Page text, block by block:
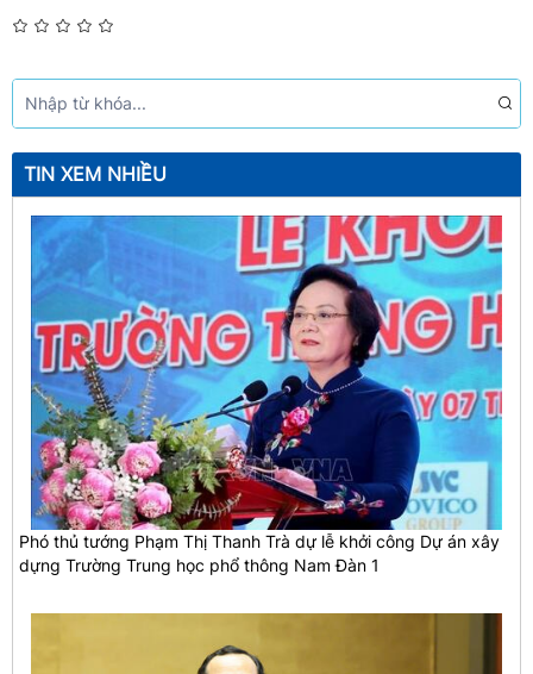
TIN XEM NHIỀU
Phó thủ tướng Phạm Thị Thanh Trà dự lễ khởi công Dự án xây
dựng Trường Trung học phổ thông Nam Đàn 1